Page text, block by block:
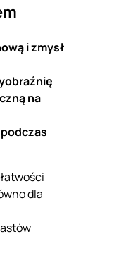
i zmysł
na
dla